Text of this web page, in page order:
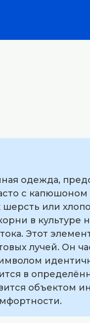
одежда,
с капюшоном
шерсть или
в
Этот
лучей. Он
в
объектом